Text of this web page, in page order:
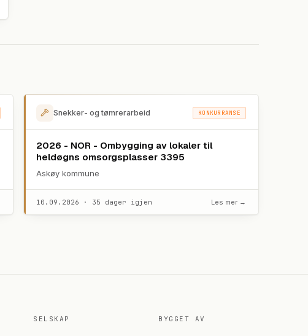
Snekker- og tømrerarbeid KONKURRANSE
2026 - NOR - Ombygging av lokaler til
heldøgns omsorgsplasser 3395
Askøy kommune
10.09.2026 · 35 dager igjen Les mer →
SELSKAP BYGGET AV